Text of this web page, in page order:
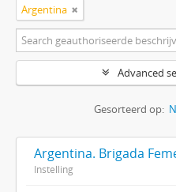
Argentina
Advanced
Gesorteerd op:
Instelling